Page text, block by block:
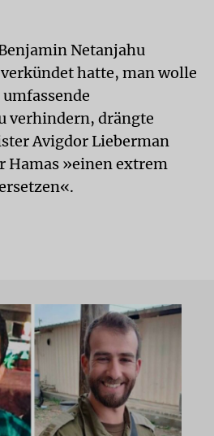
Netanjahu
hatte, man wolle
verhindern, drängte
Avigdor Lieberman
Hamas »einen extrem